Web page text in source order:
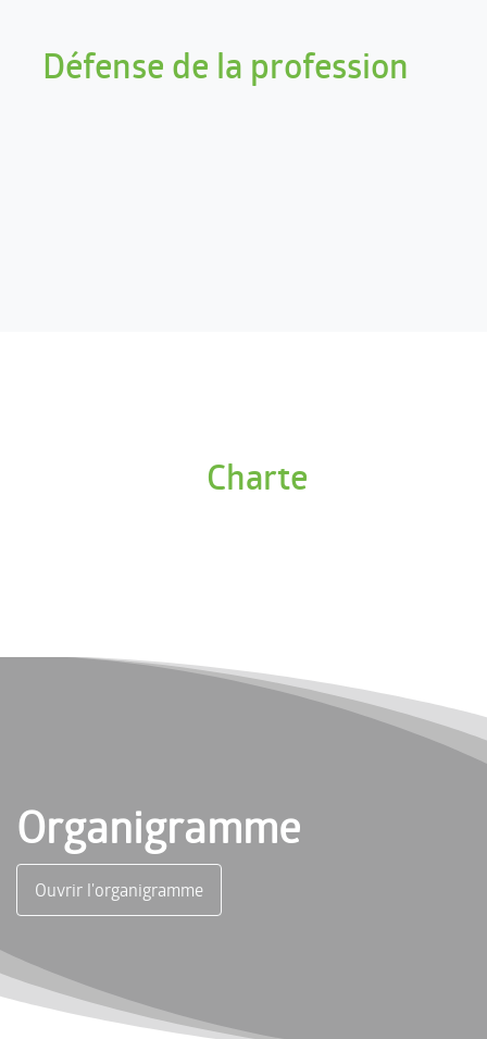
Défense de la profession
Charte
Organigramme
Ouvrir l'organigramme